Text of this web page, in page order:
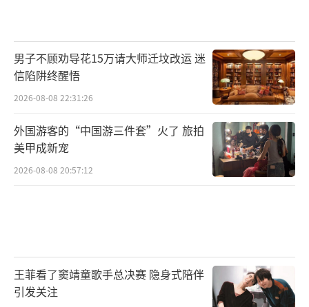
男子不顾劝导花15万请大师迁坟改运 迷
信陷阱终醒悟
2026-08-08 22:31:26
外国游客的“中国游三件套”火了 旅拍
美甲成新宠
2026-08-08 20:57:12
王菲看了窦靖童歌手总决赛 隐身式陪伴
引发关注